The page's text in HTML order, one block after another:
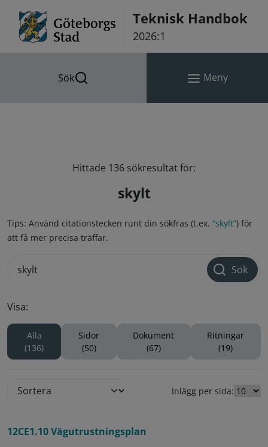
Teknisk Handbok
2026:1
Sök Meny
Hittade 136 sökresultat för:
skylt
Tips: Använd citationstecken runt din sökfras (t.ex. “skylt”) för
att få mer precisa träffar.
Sök
Visa:
Alla
(136)
Sidor
(50)
Dokument
(67)
Ritningar
(19)
Inlägg per sida:
12CE1.10 Vägutrustningsplan